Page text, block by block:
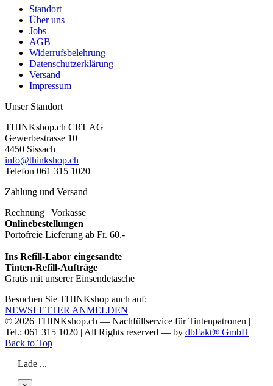
Standort
Über uns
Jobs
AGB
Widerrufsbelehrung
Datenschutzerklärung
Versand
Impressum
Unser Standort
THINKshop.ch CRT AG
Gewerbestrasse 10
4450 Sissach
info@thinkshop.ch
Telefon 061 315 1020
Zahlung und Versand
Rechnung | Vorkasse
Onlinebestellungen
Portofreie Lieferung ab Fr. 60.-
Ins Refill-Labor eingesandte
Tinten-Refill-Aufträge
Gratis mit unserer Einsendetasche
Besuchen Sie THINKshop auch auf:
NEWSLETTER ANMELDEN
© 2026 THINKshop.ch — Nachfüllservice fürTintenpatronen |
Tel.: 061 315 1020 | All Rights reserved — by dbFakt® GmbH
Back to Top
Lade ...